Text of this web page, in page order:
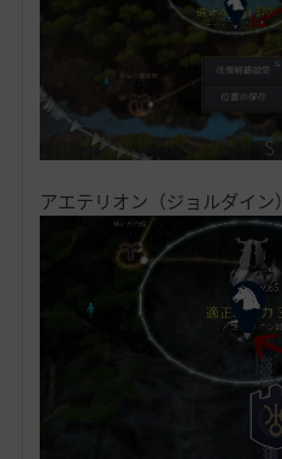
アエテリオン（ジョルダイン）